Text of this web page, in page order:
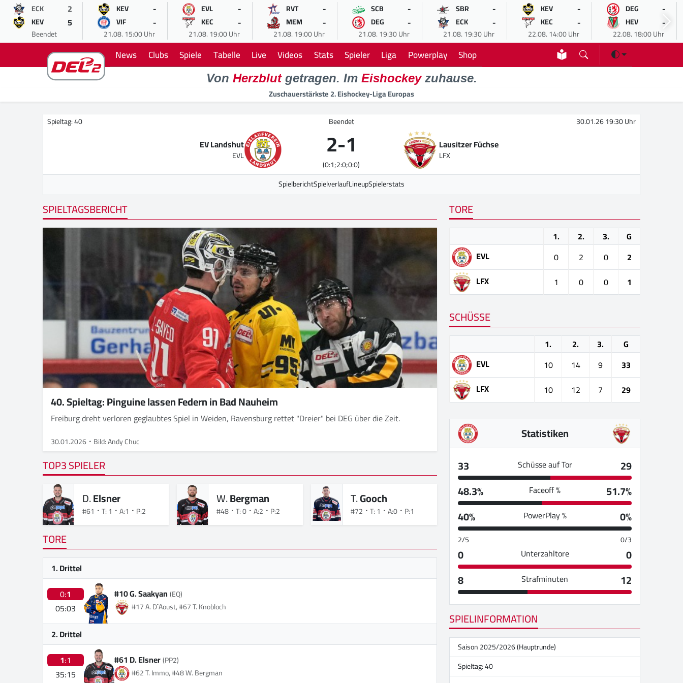
ECK 2
KEV 5
Beendet
KEV -
VIF -
21.08. 15:00 Uhr
EVL -
KEC -
21.08. 19:00 Uhr
RVT -
MEM -
21.08. 19:00 Uhr
SCB -
DEG -
21.08. 19:30 Uhr
SBR -
ECK -
21.08. 19:30 Uhr
KEV -
KEC -
22.08. 14:00 Uhr
DEG -
HEV -
22.08. 18:00 Uhr
News Clubs Spiele Tabelle Live Videos Stats Spieler Liga Powerplay Shop
Von Herzblutgetragen. Im Eishockeyzuhause.
Zuschauerstärkste 2. Eishockey-Liga Europas
Spieltag: 40 Beendet 30.01.26 19:30 Uhr
EV Landshut
EVL 2-1
(0:1;2:0;0:0)
Lausitzer Füchse
LFX
SpielberichtSpielverlaufLineupSpielerstats
SPIELTAGSBERICHT
40. Spieltag: Pinguine lassen Federn in Bad Nauheim
Freiburg dreht verloren geglaubtes Spiel in Weiden, Ravensburg rettet "Dreier" bei DEG über die Zeit.
30.01.2026 Bild: Andy Chuc
TOP3 SPIELER
D.Elsner
#61 T: 1 A:1 P:2
W.Bergman
#48 T: 0 A:2 P:2
T.Gooch
#72 T: 1 A:0 P:1
TORE
1. Drittel
0:1
05:03
#10 G. Saakyan(EQ)
#17 A. D`Aoust, #67 T. Knobloch
2. Drittel
1:1
35:15
#61 D. Elsner(PP2)
#62 T. Immo, #48 W. Bergman
TORE
1. 2. 3.
G
EVL
0 2 0
2
LFX
1 0 0 1
SCHÜSSE
1. 2. 3.
G
EVL
10 14 9
33
LFX
10 12 7 29
Statistiken
33
Schüsse auf Tor
29
48.3%
Faceoff %
51.7%
40%
PowerPlay % 0%
2/5 0/3
0 Unterzahltore
0
8
Strafminuten 12
SPIELINFORMATION
Saison 2025/2026 (Hauptrunde)
Spieltag: 40